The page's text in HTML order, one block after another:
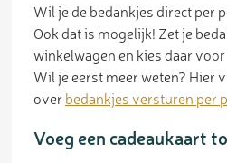
Wil je de bedankjes direct per
Ook dat is mogelijk! Zet je
winkelwagen en kies daar voor
Wil je eerst meer weten? Hier
over bedankjes versturen per
Voeg een cadeaukaart